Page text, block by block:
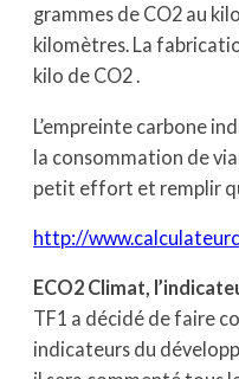
grammes de CO2 au
kilomètres. La
kilo de CO2 .
L’empreinte carbone
la consommation de
petit effort et remplir
http://
ECO2 Climat,
TF1 a décidé de faire
indicateurs du